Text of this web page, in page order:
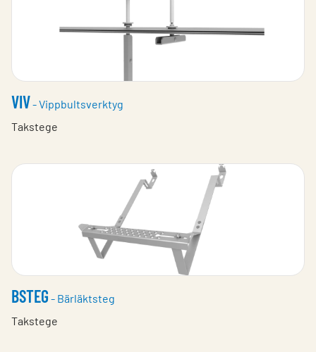
VIV- Vippbultsverktyg
Takstege
BSTEG - Bärläktsteg
Takstege